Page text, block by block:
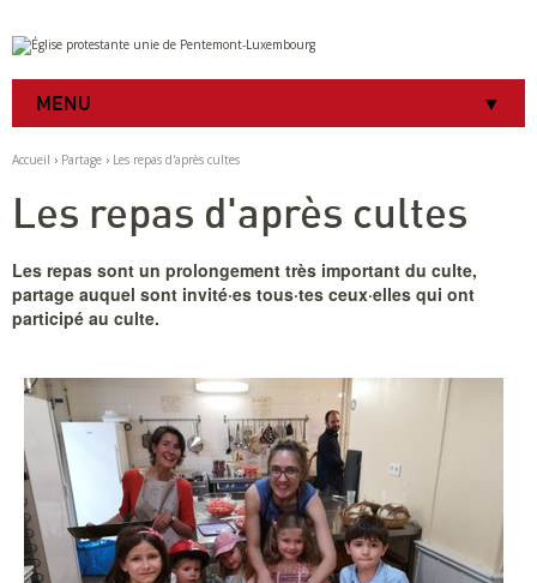
Aller
au
contenu.
à
navigation
Outils
personnels
MENU
Accueil › Partage › Les repas d'après cultes
Les repas d'après cultes
Les repas sont un prolongement très important du culte,
partage auquel sont invité·es tous·tes ceux·elles qui ont
participé au culte.